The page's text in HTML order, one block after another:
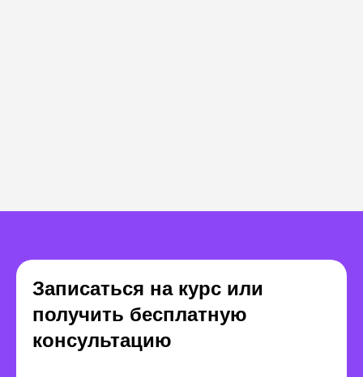
Записаться на курс или
получить бесплатную
консультацию
Комьюнити
Наша платформа объединяет
крупнейшее сообщество IT-
пользователей: практикующих
экспертов, работодателей и людей,
которые осваивают новые профессии